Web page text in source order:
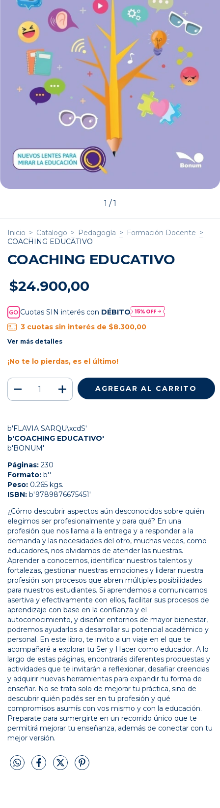
1 /1
Inicio > Catalogo > Pedagogía > Formación Docente >
COACHING EDUCATIVO
COACHING EDUCATIVO
$24.900,00
Cuotas SIN interés con DÉBITO
3 cuotas sin interés de $8.300,00
Ver más detalles
¡No te lo pierdas, es el último!
b'FLAVIA SARQU\xcdS'
b'COACHING EDUCATIVO'
b'BONUM'
Páginas: 230
Formato: b''
Peso: 0.265 kgs.
ISBN: b'9789876675451'
¿Cómo descubrir aspectos aún desconocidos sobre quién
elegimos ser profesionalmente y para qué? En una
profesión que nos llama a la entrega y a responder a la
demanda y las necesidades del otro, muchas veces, como
educadores, nos olvidamos de atender las nuestras.
Aprender a conocernos, identificar nuestros talentos y
fortalezas, gestionar nuestras emociones y liderar nuestra
profesión son procesos que abren múltiples posibilidades
para nuestros estudiantes. Si aprendemos a comunicarnos
asertiva y efectivamente con ellos, facilitar sus procesos de
aprendizaje con base en la confianza y el
autoconocimiento, y diseñar entornos de mayor bienestar,
podremos ayudarlos a desarrollar su potencial académico y
personal. En este libro, te invito a un viaje en el que te
acompañaré a explorar tu Ser y Hacer como educador. A lo
largo de estas páginas, encontrarás diferentes propuestas y
actividades que te invitarán a reflexionar, desafiar creencias
y adquirir nuevas herramientas para expandir tu forma de
enseñar. No se trata solo de mejorar tu práctica, sino de
descubrir quién podés ser en tu profesión y qué
compromisos asumís con vos mismo y con la educación.
Preparate para sumergirte en un recorrido único que te
permitirá mejorar tu enseñanza, además de conectar con tu
mejor versión.